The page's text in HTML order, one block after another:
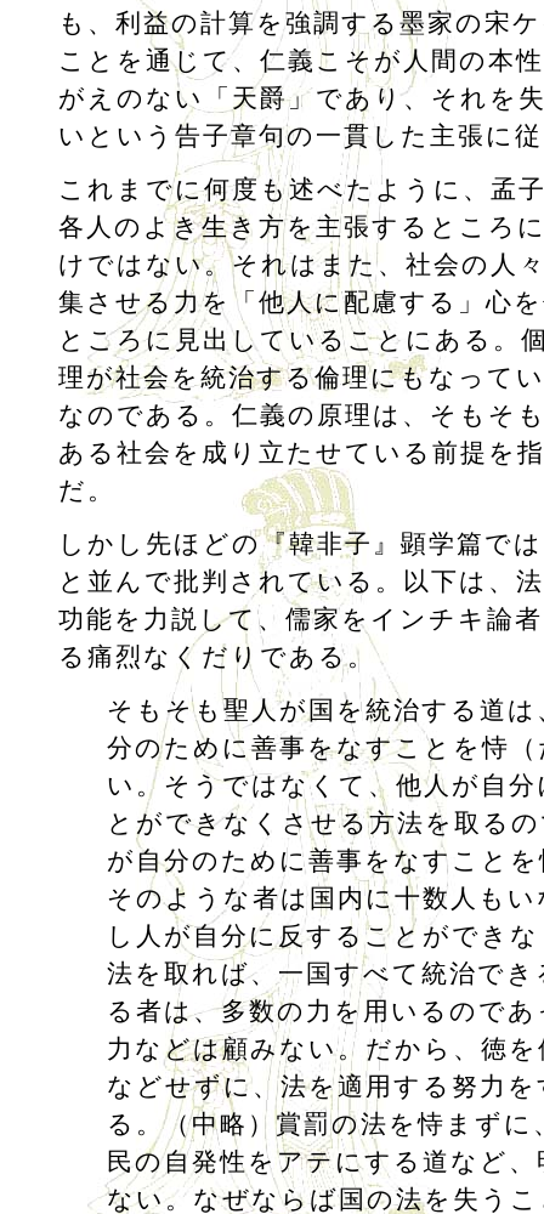
も、利益の計算を強調する墨家の宋
ことを通じて、仁義こそが人間の本
がえのない「天爵」であり、それを
いという告子章句の一貫した主張に
これまでに何度も述べたように、孟
各人のよき生き方を主張するところ
けではない。それはまた、社会の人
集させる力を「他人に配慮する」心
ところに見出していることにある。
理が社会を統治する倫理にもなって
なのである。仁義の原理は、そもそ
ある社会を成り立たせている前提を
だ。
しかし先ほどの『韓非子』顕学篇で
と並んで批判されている。以下は、
功能を力説して、儒家をインチキ論
る痛烈なくだりである。
そもそも聖人が国を統治する道は
分のために善事をなすことを恃
い。そうではなくて、他人が自
とができなくさせる方法を取る
が自分のために善事をなすこと
そのような者は国内に十数人も
し人が自分に反することができ
法を取れば、一国すべて統治でき
る者は、多数の力を用いるので
力などは顧みない。だから、徳
などせずに、法を適用する努力
る。（中略）賞罰の法を恃まずに
民の自発性をアテにする道など
ない。なぜならば国の法を失う